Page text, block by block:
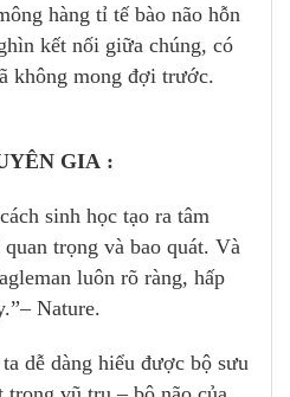
hàng tỉ tế bào não hỗn
kết nối giữa chúng, có
không mong đợi trước.
GIA :
sinh học tạo ra tâm
trọng và bao quát. Và
luôn rõ ràng, hấp
Nature.
dễ dàng hiểu được bộ sưu